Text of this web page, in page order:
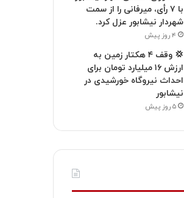
با ۷ رأی، میرفانی را از سمت
شهردار نیشابور عزل کرد.
۴ روز پیش
💢 وقف ۴ هکتار زمین به
ارزش ۱۶ میلیارد تومان برای
احداث نیروگاه خورشیدی در
نیشابور
۵ روز پیش